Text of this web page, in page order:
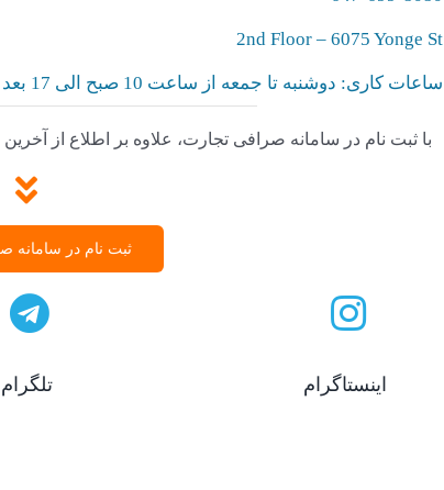
2nd Floor – 6075 Yonge St
ساعات کاری: دوشنبه تا جمعه از ساعت 10 صبح الی 17 بعد از ظهر | شنبه‌ از ساعت 10 صبح الی 15 بعد از ظهر
با ثبت نام در سامانه صرافی تجارت، علاوه بر اطلاع از
ثبت نام در سامانه
اینستاگرام تلگرام